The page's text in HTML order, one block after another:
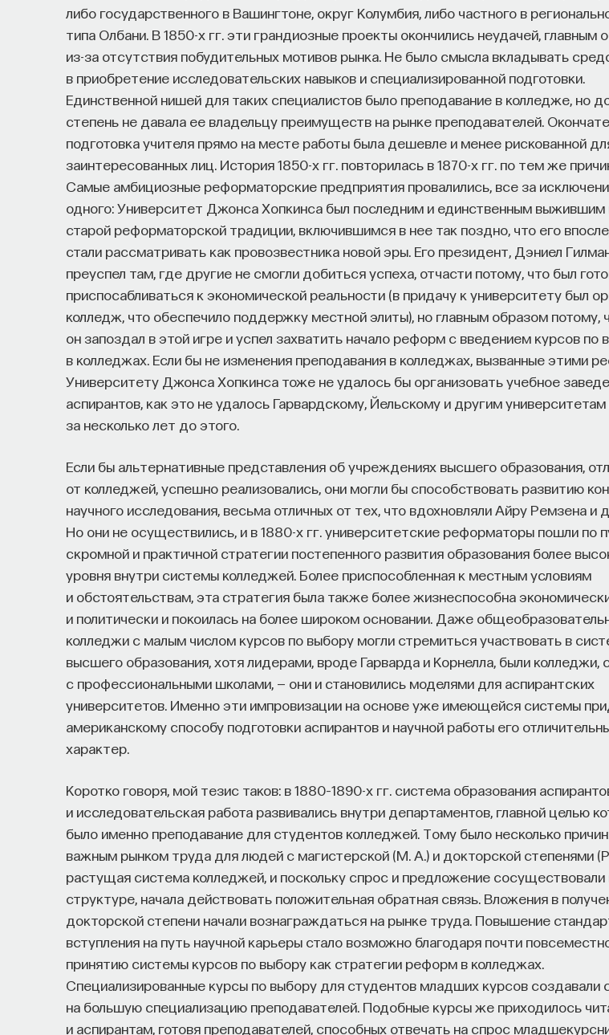
либо государственного в Вашингтоне, округ Колумбия, либо частного в
типа Олбани. В 1850-х гг. эти грандиозные проекты окончились неудачей, главным
из-за отсутствия побудительных мотивов рынка. Не было смысла вкладывать
в приобретение исследовательских навыков и специализированной подготовки.
Единственной нишей для таких специалистов было преподавание в колледже, но
степень не давала ее владельцу преимуществ на рынке преподавателей.
подготовка учителя прямо на месте работы была дешевле и менее рискованной
заинтересованных лиц. История 1850-х гг. повторилась в 1870-х гг. по тем же
Самые амбициозные реформаторские предприятия провалились, все за
одного: Университет Джонса Хопкинса был последним и единственным выжившим
старой реформаторской традиции, включившимся в нее так поздно, что его
стали рассматривать как провозвестника новой эры. Его президент, Дэниел
преуспел там, где другие не смогли добиться успеха, отчасти потому, что был
приспосабливаться к экономической реальности (в придачу к университету был
колледж, что обеспечило поддержку местной элиты), но главным образом потому,
он запоздал в этой игре и успел захватить начало реформ с введением курсов по
в колледжах. Если бы не изменения преподавания в колледжах, вызванные этими
Университету Джонса Хопкинса тоже не удалось бы организовать учебное
аспирантов, как это не удалось Гарвардскому, Йельскому и другим университетам
за несколько лет до этого.
Если бы альтернативные представления об учреждениях высшего образования,
от колледжей, успешно реализовались, они могли бы способствовать развитию
научного исследования, весьма отличных от тех, что вдохновляли Айру Ремзена и
Но они не осуществились, и в 1880-х гг. университетские реформаторы пошли по
скромной и практичной стратегии постепенного развития образования более
уровня внутри системы колледжей. Более приспособленная к местным условиям
и обстоятельствам, эта стратегия была также более жизнеспособна
и политически и покоилась на более широком основании. Даже
колледжи с малым числом курсов по выбору могли стремиться участвовать в
высшего образования, хотя лидерами, вроде Гарварда и Корнелла, были колледжи,
с профессиональными школами, — они и становились моделями для аспирантских
университетов. Именно эти импровизации на основе уже имеющейся системы
американскому способу подготовки аспирантов и научной работы его
характер.
Коротко говоря, мой тезис таков: в 1880–1890-х гг. система образования
и исследовательская работа развивались внутри департаментов, главной целью
было именно преподавание для студентов колледжей. Тому было несколько
важным рынком труда для людей с магистерской (M. A.) и докторской степенями
растущая система колледжей, и поскольку спрос и предложение сосуществовали
структуре, начала действовать положительная обратная связь. Вложения в
докторской степени начали вознаграждаться на рынке труда. Повышение
вступления на путь научной карьеры стало возможно благодаря почти
принятию системы курсов по выбору как стратегии реформ в колледжах.
Специализированные курсы по выбору для студентов младших курсов создавали
на большую специализацию преподавателей. Подобные курсы же приходилось
и аспирантам, готовя преподавателей, способных отвечать на спрос